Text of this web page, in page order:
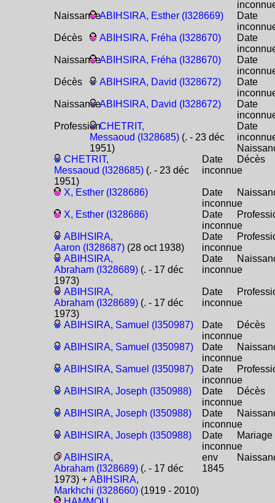
NaissanceABIHSIRA, Esther (I328669)
Date
Décès
ABIHSIRA, Fréha (I328670)
Date
NaissanceABIHSIRA, Fréha (I328670)
Date
Décès
ABIHSIRA, David (I328672)
Date
NaissanceABIHSIRA, David (I328672)
Date
ProfessionCHETRIT,
Messaoud (I328685)(. - 23 déc
1951)
Date
CHETRIT,
Messaoud (I328685) (. - 23 déc
1951)
Date
inconnue
Décès
X, Esther (I328686)
Date
inconnue
X, Esther (I328686)
Date
inconnue
ABIHSIRA,
Aaron (I328687) (28 oct 1938)
Date
inconnue
ABIHSIRA,
Abraham (I328689) (. - 17 déc
1973)
Date
inconnue
ABIHSIRA,
Abraham (I328689) (. - 17 déc
1973)
Date
inconnue
ABIHSIRA, Samuel (I350987)
Date
inconnue
Décès
ABIHSIRA, Samuel (I350987)
Date
inconnue
ABIHSIRA, Samuel (I350987)
Date
inconnue
ABIHSIRA, Joseph (I350988)
Date
inconnue
Décès
ABIHSIRA, Joseph (I350988)
Date
inconnue
ABIHSIRA, Joseph (I350988)
Date
inconnue
Mariage
ABIHSIRA,
Abraham (I328689) (. - 17 déc
1973) +ABIHSIRA,
Markhchi (I328660) (1919 - 2010)
env
1845